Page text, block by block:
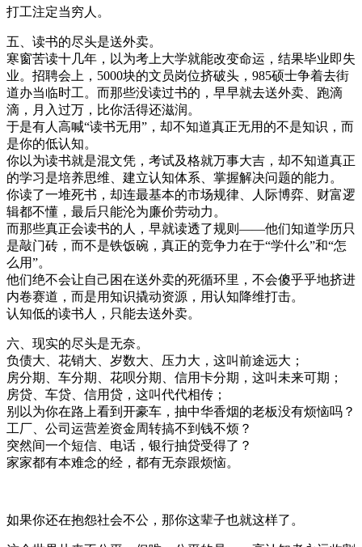
打工注定当穷人。
五、读书的尽头是送外卖。
寒窗苦读十几年，以为考上大学就能改变命运，结果毕业即失
业。招聘会上，5000块的文员岗位挤破头，985硕士争着去街
道办当临时工。而那些没读过书的，早早就去送外卖、跑滴
滴，月入过万，比你活得还滋润。
于是有人高喊“读书无用”，却不知道真正无用的不是知识，而
是你的低认知。
你以为读书就是混文凭，考试及格就万事大吉，却不知道真正
的学习是培养思维、建立认知体系、掌握解决问题的能力。
你读了一堆死书，却连最基本的市场规律、人际博弈、财富逻
辑都不懂，最后只能沦为廉价劳动力。
而那些真正会读书的人，早就读透了规则——他们知道学历只
是敲门砖，而不是铁饭碗，真正的竞争力在于“学什么”和“怎
么用”。
他们绝不会让自己困在送外卖的死循环里，不会傻乎乎地挤进
内卷赛道，而是用知识撬动资源，用认知降维打击。
认知低的读书人，只能去送外卖。
六、现实的尽头是无奈。
负债大、花销大、岁数大、压力大，这叫前途远大；
房分期、车分期、花呗分期、信用卡分期，这叫未来可期；
房贷、车贷、信用贷，这叫代代相传；
别以为你在路上看到开豪车，抽中华香烟的老板没有烦恼吗？
工厂、公司运营差资金周转搞不到钱不烦？
突然间一个短信、电话，银行抽贷受得了？
家家都有本难念的经，都有无奈跟烦恼。
如果你还在抱怨社会不公，那你这辈子也就这样了。